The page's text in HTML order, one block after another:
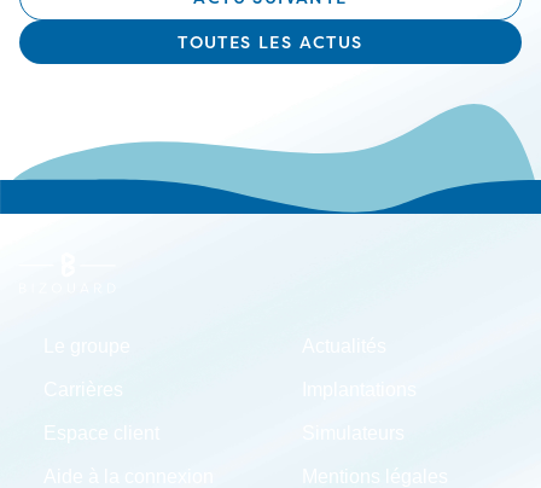
TOUTES LES ACTUS
Carrières
Espace client
Mentions légales